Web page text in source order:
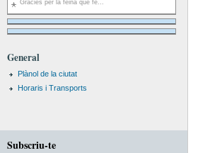
Gracies per la feina que fe...
General
Plànol de la ciutat
Horaris i Transports
Subscriu-te